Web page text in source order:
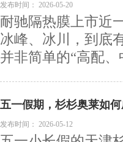
发布时间： 2026-05-20
耐驰隔热膜上市近
冰峰、冰川，到底
并非简单的“高配
五一假期，杉杉奥莱如
发布时间： 2026-05-12